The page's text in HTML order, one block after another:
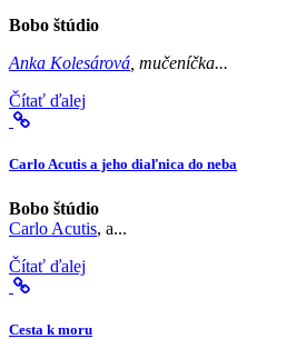
Bobo štúdio
Anka Kolesárová , mučeníčka...
Čítať ďalej
Carlo Acutis a jeho diaľnica do neba
Bobo štúdio
Carlo Acutis, a...
Čítať ďalej
Cesta k moru